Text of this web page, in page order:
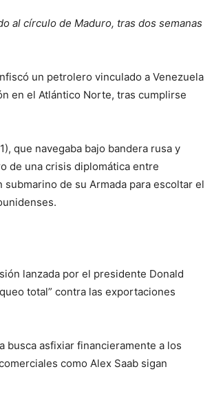
al círculo de Maduro, tras dos semanas
un petrolero vinculado a Venezuela
en el Atlántico Norte, tras cumplirse
que navegaba bajo bandera rusa y
de una crisis diplomática entre
de su Armada para escoltar el
lanzada por el presidente Donald
total” contra las exportaciones
busca asfixiar financieramente a los
como Alex Saab sigan